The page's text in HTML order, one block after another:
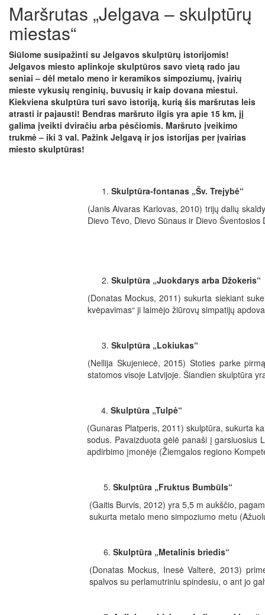
Maršrutas „Jelgava – skulptūrų
miestas“
Siūlome susipažinti su Jelgavos skulptūrų istorijomis!
Jelgavos miesto aplinkoje skulptūros savo vietą rado jau
seniai – dėl metalo meno ir keramikos simpoziumų, įvairių
mieste vykusių renginių, buvusių ir kaip dovana miestui.
Kiekviena skulptūra turi savo istoriją, kurią šis maršrutas leis
atrasti ir pajausti! Bendras maršruto ilgis yra apie 15 km, jį
galima įveikti dviračiu arba pėsčiomis. Maršruto įveikimo
trukmė – iki 3 val. Pažink Jelgavą ir jos istorijas per įvairias
miesto skulptūras!
Skulptūra-fontanas „Šv. Trejybė“
(Janis Aivaras Karlovas, 2010) trijų dalių
Dievo Tėvo, Dievo Sūnaus ir Dievo
Skulptūra „Juokdarys arba Džokeris“
(Donatas Mockus, 2011) sukurta siekiant
kvėpavimas“ ji laimėjo žiūrovų simpatijų
Skulptūra „Lokiukas“
(Nellija Skujeniecė, 2015) Stoties parke
statomos visoje Latvijoje. Šiandien skulptūra
Skulptūra „Tulpė“
(Gunaras Platperis, 2011) skulptūra, sukurta
sodus. Pavaizduota gėlė panaši į garsiuosius
apdirbimo įmonėje (Žiemgalos regiono
Skulptūra „Fruktus Bumbūls“
(Gaitis Burvis, 2012) yra 5,5 m aukščio,
sukurta metalo meno simpoziumo metu
Skulptūra „Metalinis briedis“
(Donatas Mockus, Inesė Valterė, 2013)
spalvos su perlamutriniu spindesiu, o ant jo